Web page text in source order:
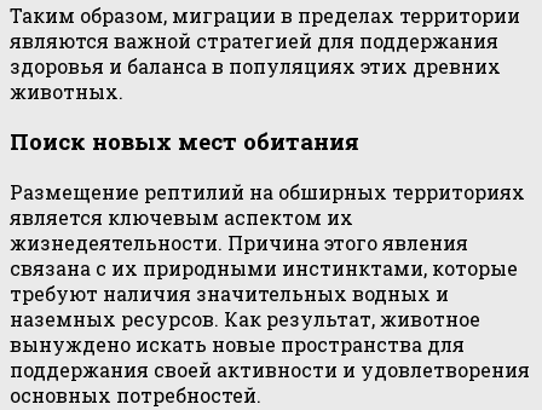
Таким образом, миграции в пределах территории
являются важной стратегией для поддержания
здоровья и баланса в популяциях этих древних
животных.
Поиск новых мест обитания
Размещение рептилий на обширных территориях
является ключевым аспектом их
жизнедеятельности. Причина этого явления
связана с их природными инстинктами, которые
требуют наличия значительных водных и
наземных ресурсов. Как результат, животное
вынуждено искать новые пространства для
поддержания своей активности и удовлетворения
основных потребностей.